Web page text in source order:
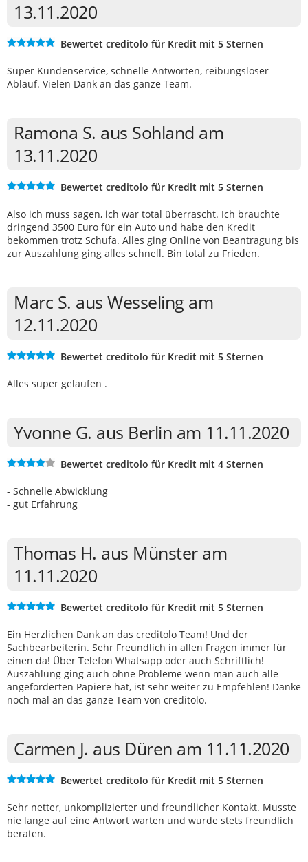
13.11.2020
Bewertet creditolo für Kredit mit 5 Sternen
Super Kundenservice, schnelle Antworten, reibungsloser
Ablauf. Vielen Dank an das ganze Team.
Ramona S. aus Sohland am
13.11.2020
Bewertet creditolo für Kredit mit 5 Sternen
Also ich muss sagen, ich war total überrascht. Ich brauchte
dringend 3500 Euro für ein Auto und habe den Kredit
bekommen trotz Schufa. Alles ging Online von Beantragung bis
zur Auszahlung ging alles schnell. Bin total zu Frieden.
Marc S. aus Wesseling am
12.11.2020
Bewertet creditolo für Kredit mit 5 Sternen
Alles super gelaufen .
Yvonne G. aus Berlin am 11.11.2020
Bewertet creditolo für Kredit mit 4 Sternen
- Schnelle Abwicklung
- gut Erfahrung
Thomas H. aus Münster am
11.11.2020
Bewertet creditolo für Kredit mit 5 Sternen
Ein Herzlichen Dank an das creditolo Team! Und der
Sachbearbeiterin. Sehr Freundlich in allen Fragen immer für
einen da! Über Telefon Whatsapp oder auch Schriftlich!
Auszahlung ging auch ohne Probleme wenn man auch alle
angeforderten Papiere hat, ist sehr weiter zu Empfehlen! Danke
noch mal an das ganze Team von creditolo.
Carmen J. aus Düren am 11.11.2020
Bewertet creditolo für Kredit mit 5 Sternen
Sehr netter, unkomplizierter und freundlicher Kontakt. Musste
nie lange auf eine Antwort warten und wurde stets freundlich
beraten.